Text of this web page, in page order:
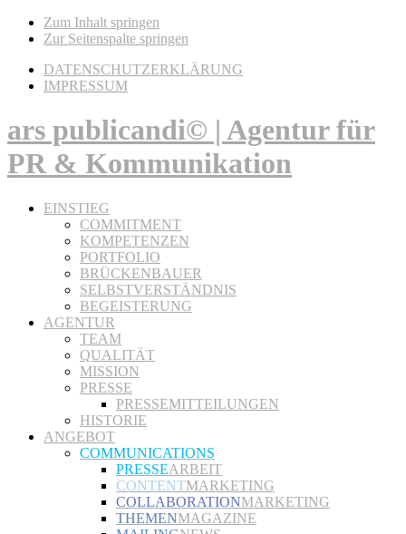
Zum Inhalt springen
Zur Seitenspalte springen
DATENSCHUTZERKLÄRUNG
IMPRESSUM
ars publicandi© | Agentur für
PR & Kommunikation
EINSTIEG
COMMITMENT
KOMPETENZEN
PORTFOLIO
BRÜCKENBAUER
SELBSTVERSTÄNDNIS
BEGEISTERUNG
AGENTUR
TEAM
QUALITÄT
MISSION
PRESSE
PRESSEMITTEILUNGEN
HISTORIE
ANGEBOT
COMMUNICATIONS
PRESSEARBEIT
CONTENTMARKETING
COLLABORATIONMARKETING
THEMENMAGAZINE